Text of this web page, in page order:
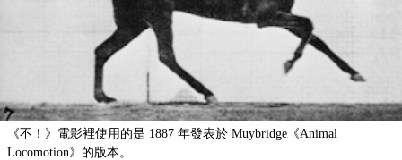
《不！》電影裡使用的是 1887 年發表於 Muybridge《Animal
Locomotion》的版本。